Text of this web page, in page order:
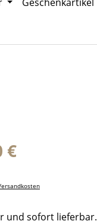
€
und sofort lieferbar.